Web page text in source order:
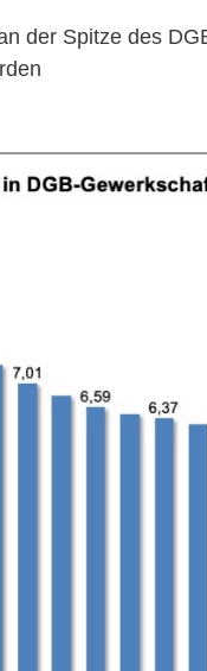
der Spitze des